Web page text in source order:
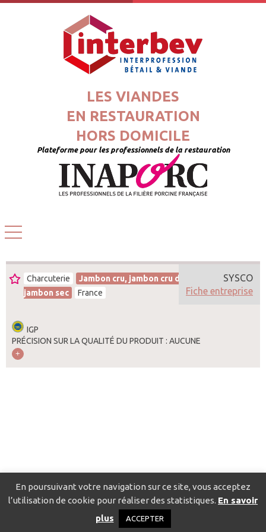
LES VIANDES
EN RESTAURATION
HORS DOMICILE
Plateforme pour les professionnels de la restauration
Charcuterie
Jambon cru, jambon cru de pays,
jambon sec
France
IGP
PRÉCISION SUR LA QUALITÉ DU PRODUIT : AUCUNE
SYSCO
Fiche entreprise
Catalogue pour localiser les fournisseurs
Politique de confidentialité
En poursuivant votre navigation sur ce site, vous acceptez
l’utilisation de cookie pour réaliser des statistiques. En savoir
plus
ACCEPTER